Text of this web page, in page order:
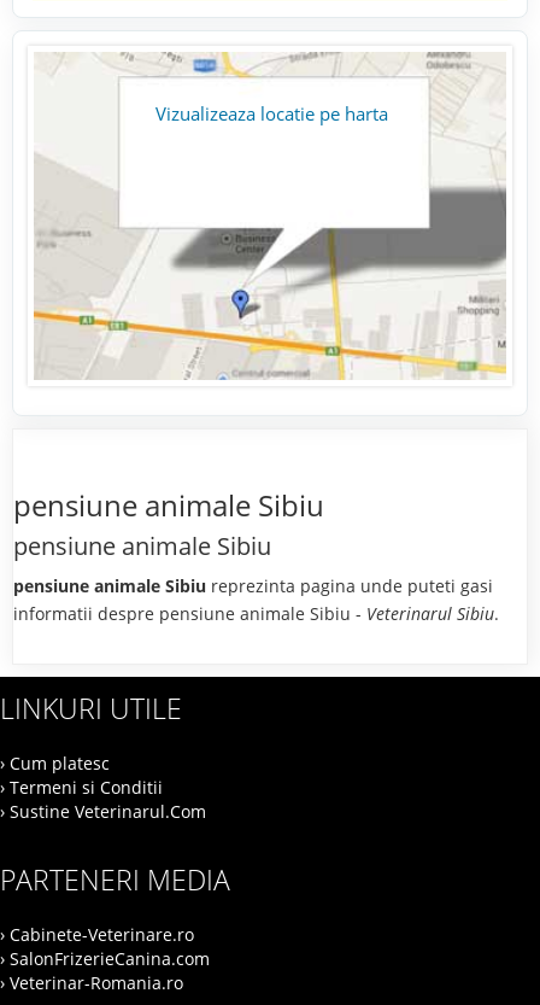
Vizualizeaza locatie pe harta
pensiune animale Sibiu
pensiune animale Sibiu
pensiune animale Sibiu reprezinta pagina unde puteti gasi
informatii despre pensiune animale Sibiu - Veterinarul Sibiu.
LINKURI UTILE
› Cum platesc
› Termeni si Conditii
› Sustine Veterinarul.Com
PARTENERI MEDIA
› Cabinete-Veterinare.ro
› SalonFrizerieCanina.com
› Veterinar-Romania.ro